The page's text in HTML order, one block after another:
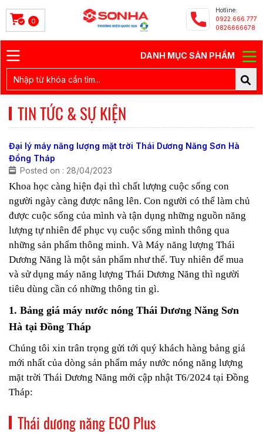
0
Hotline:
0922.666.777
0826666678
DANH MỤC SẢN PHẨM
TIN TỨC & SỰ KIỆN
Đại lý máy năng lượng mặt trời Thái Dương Năng Sơn Hà
Đồng Tháp
Posted on : 28/04/2023
Khoa học càng hiện đại thì chất lượng cuộc sống con
người ngày càng được nâng lên. Con người có thể làm chủ
được cuộc sống của mình và tận dụng những nguồn năng
lượng tự nhiên để phục vụ cuộc sống mình thông qua
những sản phẩm thông minh. Và Máy năng lượng Thái
Dương Năng là một sản phẩm như thế. Tuy nhiên để mua
và sử dụng máy năng lượng Thái Dương Năng thì người
tiêu dùng cần có những thông tin gì.
1. Bảng giá máy nước nóng Thái Dương Năng Sơn
Hà tại Đồng Tháp
Chúng tôi xin trân trọng gửi tới quý khách hàng bảng giá
mới nhất của dòng sản phẩm máy nước nóng năng lượng
mặt trời Thái Dương Năng mới cập nhật T6/2024 tại Đồng
Tháp:
Thái dương năng ECO Plus